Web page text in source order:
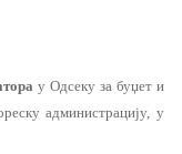
у Одсеку за буџет и
администрацију, у